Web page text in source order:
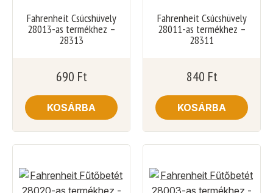
Fahrenheit Csúcshüvely
28013-as termékhez –
28313
690 Ft
KOSÁRBA
Fahrenheit Csúcshüvely
28011-as termékhez –
28311
840 Ft
KOSÁRBA